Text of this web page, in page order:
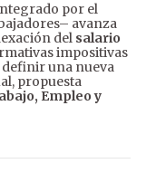
por el
avanza
del salario
impositivas
definir una nueva
propuesta
Empleo y